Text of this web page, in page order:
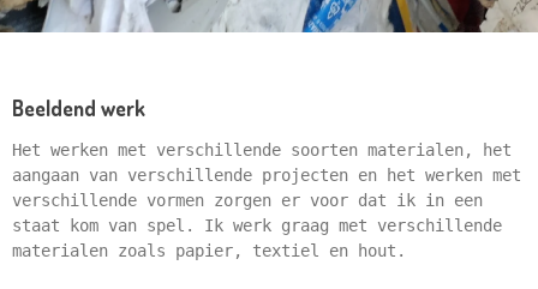
Beeldend werk
Het werken met verschillende soorten materialen, het
aangaan van verschillende projecten en het werken met
verschillende vormen zorgen er voor dat ik in een
staat kom van spel. Ik werk graag met verschillende
materialen zoals papier, textiel en hout.